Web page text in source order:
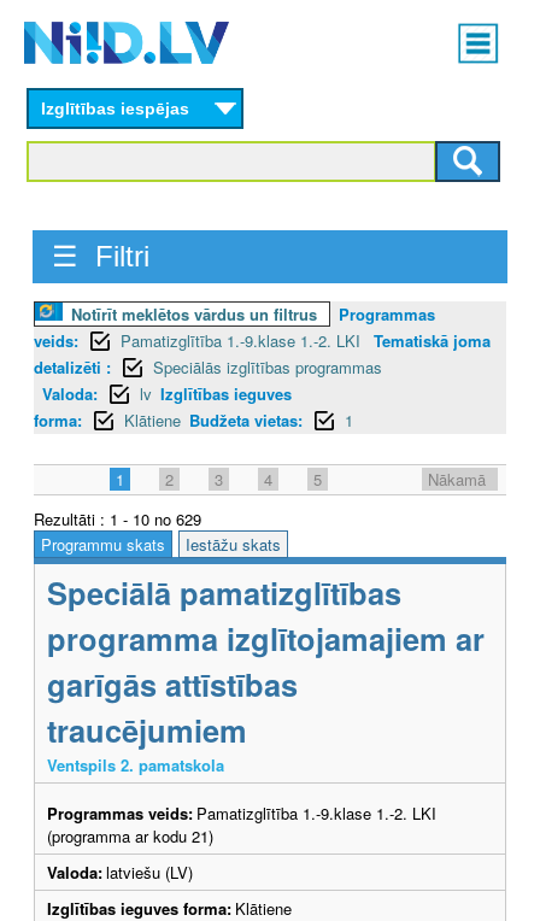
content
Main
menu
Izglītības iespējas
☰ Filtri
Notīrīt meklētos vārdus un filtrus
Programmas
veids:
Pamatizglītība 1.-9.klase 1.-2. LKI
Tematiskā joma
detalizēti :
Speciālās izglītības programmas
Valoda:
lv Izglītības ieguves
forma:
Klātiene Budžeta vietas: 1
1 2 3 4 5
Nākamā
Rezultāti : 1 - 10 no 629
Programmu skats
Iestāžu skats
Speciālā pamatizglītības
programma izglītojamajiem ar
garīgās attīstības
traucējumiem
Ventspils 2. pamatskola
Programmas veids: Pamatizglītība 1.-9.klase 1.-2. LKI
(programma ar kodu 21)
Valoda:latviešu (LV)
Izglītības ieguves forma: Klātiene